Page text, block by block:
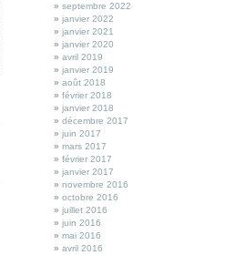
septembre 2022
janvier 2022
janvier 2021
janvier 2020
avril 2019
janvier 2019
août 2018
février 2018
janvier 2018
décembre 2017
juin 2017
mars 2017
février 2017
janvier 2017
novembre 2016
octobre 2016
juillet 2016
juin 2016
mai 2016
avril 2016